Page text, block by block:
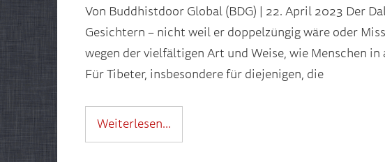
Von Buddhistdoor Global (BDG) | 22. April 2023 Der
Gesichtern – nicht weil er doppelzüngig wäre oder
wegen der vielfältigen Art und Weise, wie Menschen
Für Tibeter, insbesondere für diejenigen, die
Weiterlesen…